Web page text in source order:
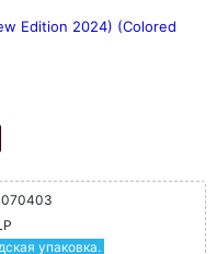
Edition 2024) (Colored
упаковка.